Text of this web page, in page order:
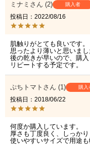
ミナミ 2 購入者
投稿日
2022/08/16
肌触りがとても良いです。
思ったより薄いと思いま
後の乾きが早いので、購
リピートする予定です。
ぷちトマト 1 購入
投稿日
2018/06/22
何度か購入しています。
厚さも丁度良く、しっかり